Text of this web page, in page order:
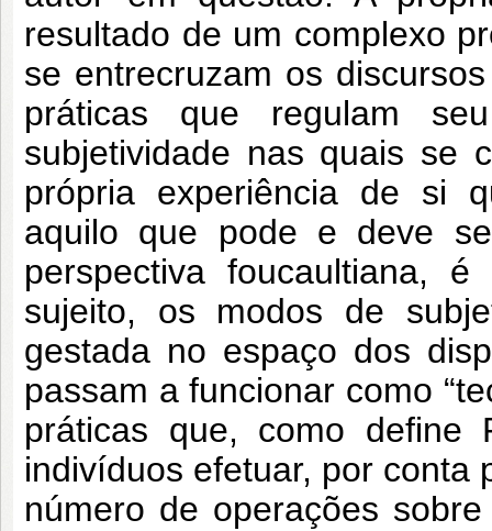
resultado de um complexo
se entrecruzam os
práticas que regulam
subjetividade nas quais se
própria experiência de si
aquilo que pode e deve
perspectiva foucaultiana,
sujeito, os modos de
gestada no espaço dos
passam a funcionar como
práticas que, como define
indivíduos efetuar, por conta
número de operações